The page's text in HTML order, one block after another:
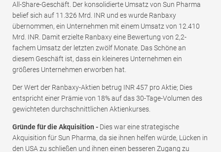
All-Share-Geschäft. Der konsolidierte Umsatz von Sun Pharma
belief sich auf 11.326 Mrd. INR und es wurde Ranbaxy
übernommen, ein Unternehmen mit einem Umsatz von 12.410
Mrd. INR. Damit erzielte Ranbaxy eine Bewertung von 2,2-
fachem Umsatz der letzten zwölf Monate. Das Schöne an
diesem Geschäft ist, dass ein kleineres Unternehmen ein
größeres Unternehmen erworben hat.
Der Wert der Ranbaxy-Aktien betrug INR 457 pro Aktie; Dies
entspricht einer Prämie von 18% auf das 30-Tage-Volumen des
gewichteten durchschnittlichen Aktienkurses.
Gründe für die Akquisition - Dies war eine strategische
Akquisition für Sun Pharma, da sie ihnen helfen würde, Lücken in
den USA zu schließen und ihnen einen besseren Zugang zu